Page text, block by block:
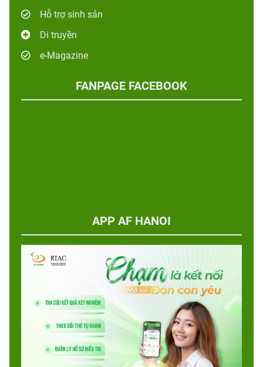
Hỗ trợ sinh sản
Di truyền
e-Magazine
FANPAGE FACEBOOK
APP AF HANOI